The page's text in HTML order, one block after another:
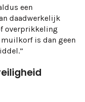
een
daadwerkelijk
overprikkeling
muilkorf is dan geen